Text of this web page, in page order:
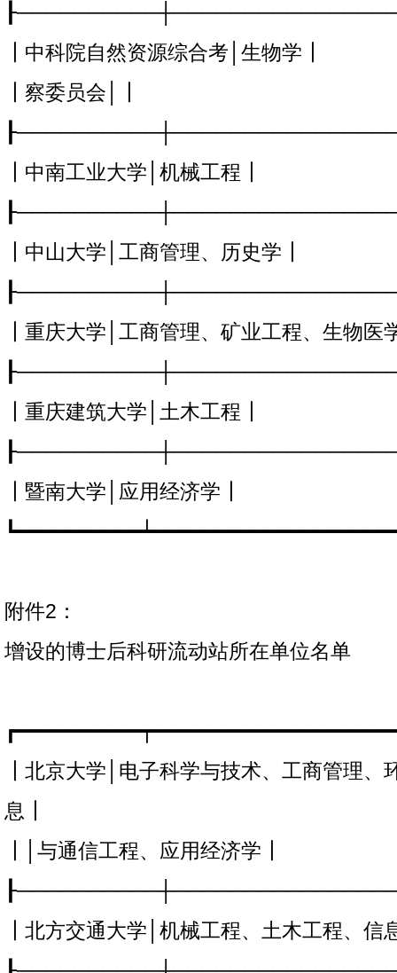
┃中科院自然资源综合考│生物学┃
┃察委员会│┃
┃中南工业大学│机械工程┃
┃中山大学│工商管理、历史学┃
┃重庆大学│工商管理、矿业工程、生物
┃重庆建筑大学│土木工程┃
┃暨南大学│应用经济学┃
附件2：
增设的博士后科研流动站所在单位名单
┃北京大学│电子科学与技术、工商管理、
息┃
┃│与通信工程、应用经济学┃
┃北方交通大学│机械工程、土木工程、